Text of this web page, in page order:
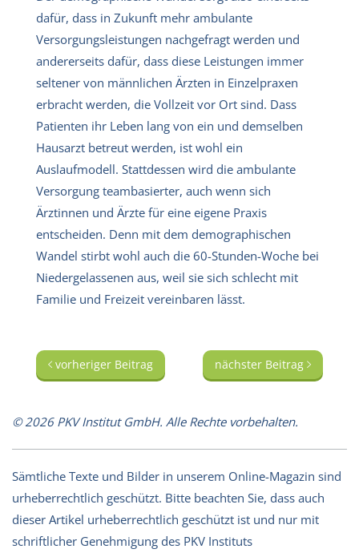
dafür, dass in Zukunft mehr ambulante
Versorgungsleistungen nachgefragt werden und
andererseits dafür, dass diese Leistungen immer
seltener von männlichen Ärzten in Einzelpraxen
erbracht werden, die Vollzeit vor Ort sind. Dass
Patienten ihr Leben lang von ein und demselben
Hausarzt betreut werden, ist wohl ein
Auslaufmodell. Stattdessen wird die ambulante
Versorgung teambasierter, auch wenn sich
Ärztinnen und Ärzte für eine eigene Praxis
entscheiden. Denn mit dem demographischen
Wandel stirbt wohl auch die 60-Stunden-Woche bei
Niedergelassenen aus, weil sie sich schlecht mit
Familie und Freizeit vereinbaren lässt.
vorheriger Beitrag nächster Beitrag
© 2026 PKV Institut GmbH. Alle Rechte vorbehalten.
Sämtliche Texte und Bilder in unserem Online-Magazin sind
urheberrechtlich geschützt. Bitte beachten Sie, dass auch
dieser Artikel urheberrechtlich geschützt ist und nur mit
schriftlicher Genehmigung des PKV Instituts